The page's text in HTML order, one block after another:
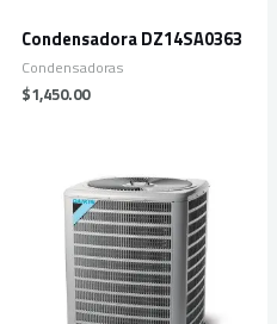
Condensadora DZ14SA0363
Condensadoras
$1,450.00